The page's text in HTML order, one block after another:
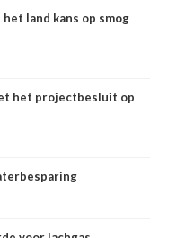
land kans op smog
het projectbesluit op